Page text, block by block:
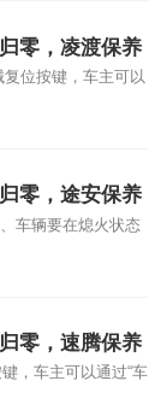
零，凌渡保养
位按键，车主可以
零，途安保养
车辆要在熄火状态
零，速腾保养
，车主可以通过“车